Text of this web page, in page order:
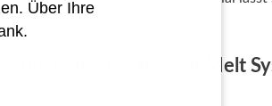
prägen.
Bucheinband für Hot Melt
Über Ihre